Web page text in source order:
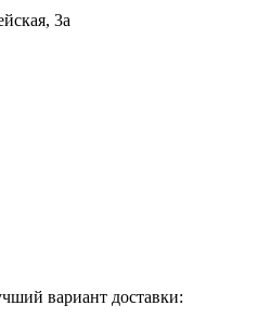
3а
вариант доставки: